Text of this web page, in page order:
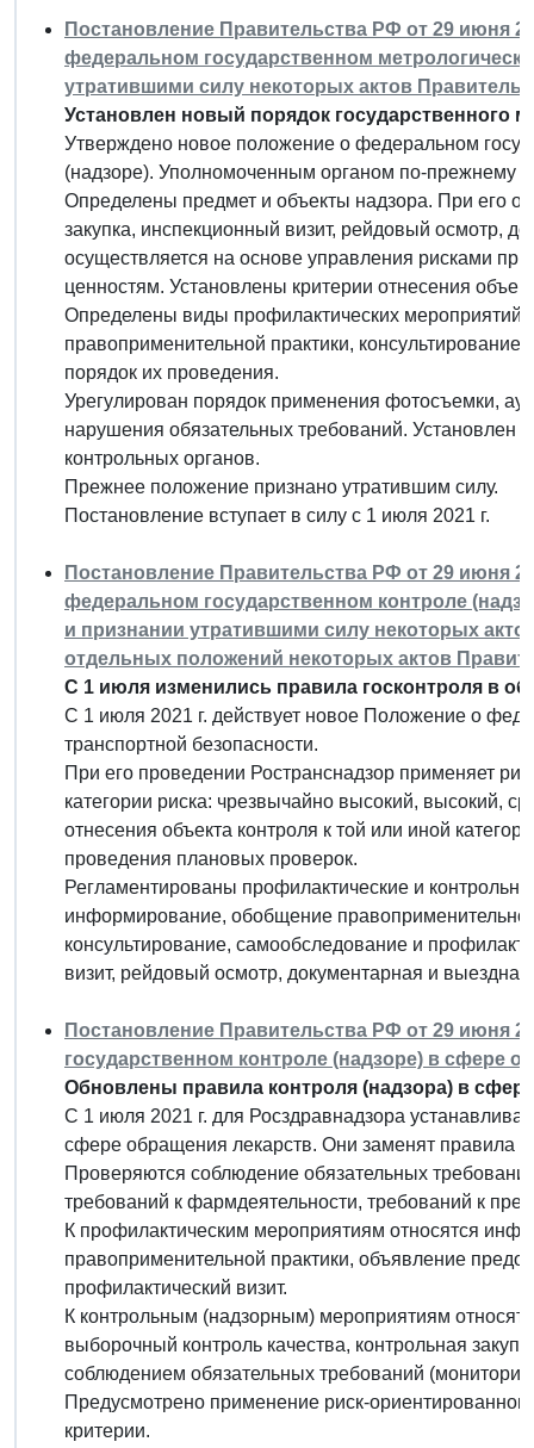
Постановление Правительства РФ от 29 июня
федеральном государственном
утратившими силу некоторых актов
Установлен новый порядок государственного
Утверждено новое положение о федеральном
(надзоре). Уполномоченным органом по-прежнему
Определены предмет и объекты надзора. При его
закупка, инспекционный визит, рейдовый осмотр,
осуществляется на основе управления рисками
ценностям. Установлены критерии отнесения
Определены виды профилактических
правоприменительной практики,
порядок их проведения.
Урегулирован порядок применения фотосъемки,
нарушения обязательных требований.
контрольных органов.
Прежнее положение признано утратившим силу.
Постановление вступает в силу с 1 июля 2021 г.
Постановление Правительства РФ от 29 июня
федеральном государственном контроле
и признании утратившими силу некоторых
отдельных положений некоторых актов
С 1 июля изменились правила госконтроля в
С 1 июля 2021 г. действует новое Положение о
транспортной безопасности.
При его проведении Ространснадзор применяет
категории риска: чрезвычайно высокий, высокий,
отнесения объекта контроля к той или иной
проведения плановых проверок.
Регламентированы профилактические и
информирование, обобщение
консультирование, самообследование и
визит, рейдовый осмотр, документарная и
Постановление Правительства РФ от 29 июня
государственном контроле (надзоре) в сфере
Обновлены правила контроля (надзора) в
С 1 июля 2021 г. для Росздравнадзора
сфере обращения лекарств. Они заменят правила
Проверяются соблюдение обязательных
требований к фармдеятельности, требований к
К профилактическим мероприятиям относятся
правоприменительной практики, объявление
профилактический визит.
К контрольным (надзорным) мероприятиям
выборочный контроль качества, контрольная
соблюдением обязательных требований
Предусмотрено применение риск-
критерии.